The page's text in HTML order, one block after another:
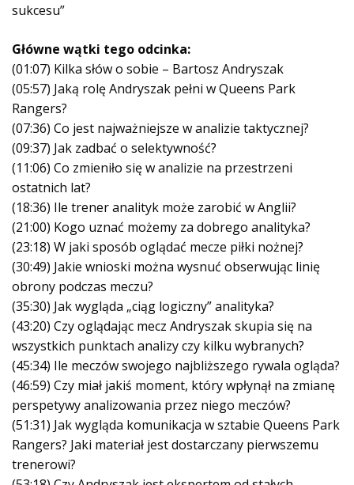
sukcesu”
Główne wątki tego odcinka:
(01:07) Kilka słów o sobie – Bartosz Andryszak
(05:57) Jaką rolę Andryszak pełni w Queens Park
Rangers?
(07:36) Co jest najważniejsze w analizie taktycznej?
(09:37) Jak zadbać o selektywność?
(11:06) Co zmieniło się w analizie na przestrzeni
ostatnich lat?
(18:36) Ile trener analityk może zarobić w Anglii?
(21:00) Kogo uznać możemy za dobrego analityka?
(23:18) W jaki sposób oglądać mecze piłki nożnej?
(30:49) Jakie wnioski można wysnuć obserwując linię
obrony podczas meczu?
(35:30) Jak wygląda „ciąg logiczny” analityka?
(43:20) Czy oglądając mecz Andryszak skupia się na
wszystkich punktach analizy czy kilku wybranych?
(45:34) Ile meczów swojego najbliższego rywala ogląda?
(46:59) Czy miał jakiś moment, który wpłynął na zmianę
perspetywy analizowania przez niego meczów?
(51:31) Jak wygląda komunikacja w sztabie Queens Park
Rangers? Jaki materiał jest dostarczany pierwszemu
trenerowi?